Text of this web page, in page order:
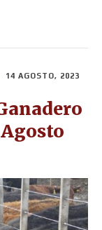
14 AGOSTO, 2023